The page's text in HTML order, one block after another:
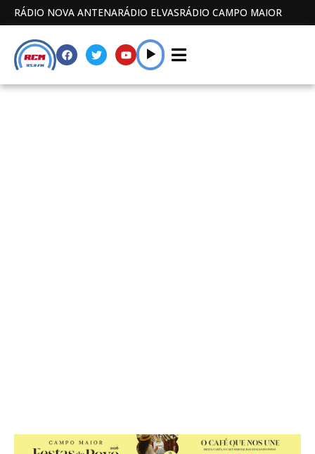
RÁDIO NOVA ANTENARÁDIO ELVASRÁDIO CAMPO MAIOR